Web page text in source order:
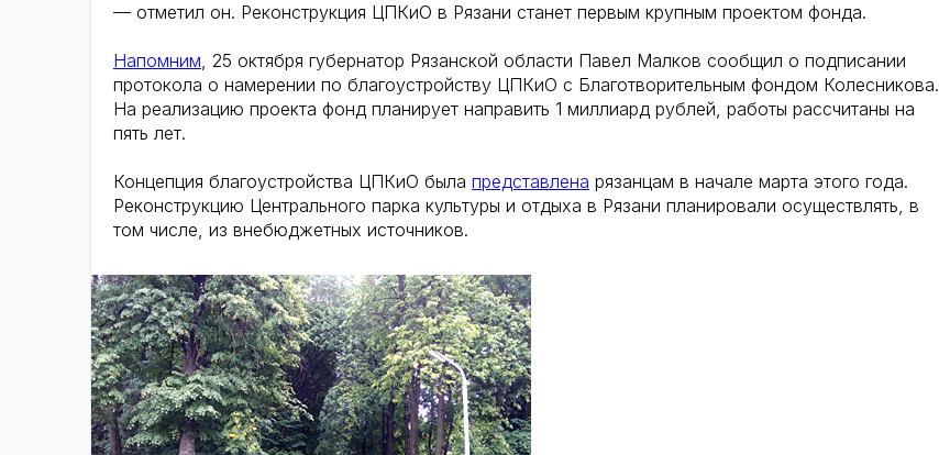
— отметил он. Реконструкция ЦПКиО в Рязани станет первым крупным проектом фонда.
Напомним, 25 октября губернатор Рязанской области Павел Малков сообщил о подписании
протокола о намерении по благоустройству ЦПКиО с Благотворительным фондом Колесникова.
На реализацию проекта фонд планирует направить 1 миллиард рублей, работы рассчитаны на
пять лет.
Концепция благоустройства ЦПКиО была представлена рязанцам в начале марта этого года.
Реконструкцию Центрального парка культуры и отдыха в Рязани планировали осуществлять, в
том числе, из внебюджетных источников.